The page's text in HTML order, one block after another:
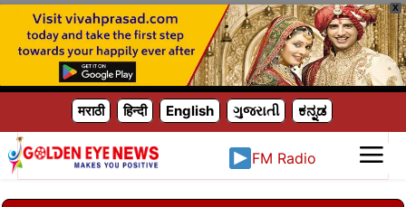
X
मराठी हिन्दी English ગુજરાતી ಕನ್ನಡ
FM Radio